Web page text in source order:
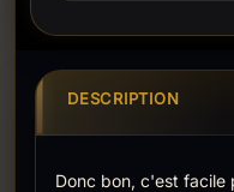
DESCRIPTION
Donc bon, c'est facile